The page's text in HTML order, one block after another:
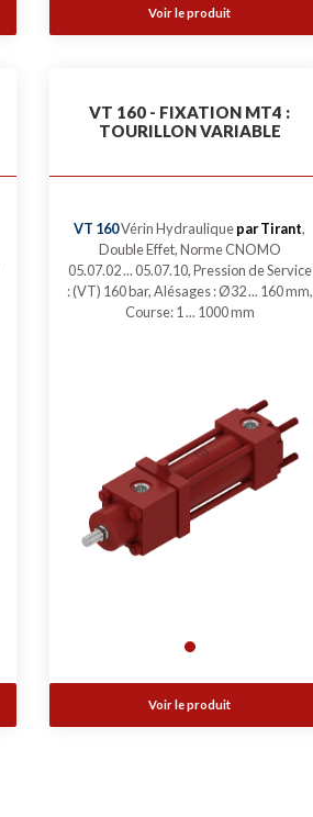
Voir le produit
VT 160 - FIXATION MT4 :
TOURILLON VARIABLE
VT 160Vérin Hydrauliquepar Tirant,
Double Effet, Norme CNOMO
05.07.02 ... 05.07.10, Pression de Service
: (VT) 160 bar, Alésages : Ø32 ... 160 mm,
Course: 1 ... 1000 mm
Voir le produit